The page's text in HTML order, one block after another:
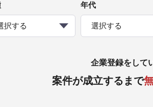
択する
年代
選択する
企業登録をして
案件が成立するまで